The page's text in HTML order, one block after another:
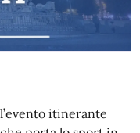
itinerante